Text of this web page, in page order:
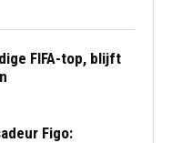
FIFA-top, blijft
Figo: